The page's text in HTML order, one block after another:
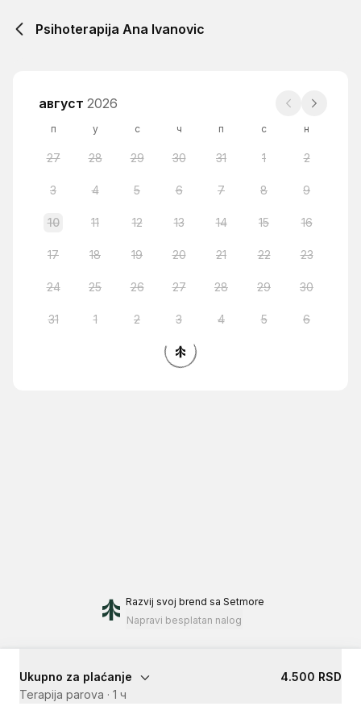
Psihoterapija Ana Ivanovic
август 2026
п у с ч п с н
27 28 29 30 31 1 2
3 4 5 6 7 8 9
10 11 12 13 14 15 16
17 18 19 20 21 22 23
24 25 26 27 28 29 30
31 1 2 3 4 5 6
Razvij svoj brend sa Setmore
Napravi besplatan nalog
Ukupno za plaćanje
4.500 RSD
Terapija parova · 1 ч